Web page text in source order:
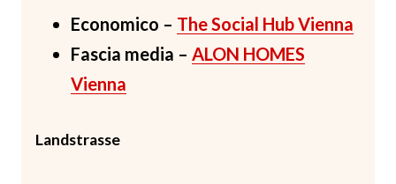
Economico – The Social Hub Vienna
Fascia media – ALON HOMES
Vienna
Landstrasse